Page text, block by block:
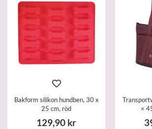
Bakform silikon hundben, 30 x
25 cm, röd
129,90 kr
×